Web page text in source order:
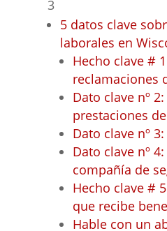
3
5 datos clave
laborales en
Hecho clave #
reclamaciones
Dato clave nº
prestaciones
Dato clave nº
Dato clave nº
compañía de
Hecho clave #
que recibe
Hable con un